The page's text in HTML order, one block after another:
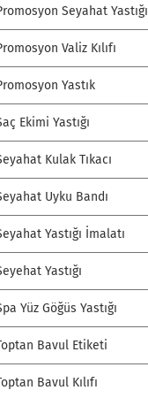
Seyahat Yastığı
Valiz Kılıfı
Yastık
Ekimi Yastığı
Kulak Tıkacı
Uyku Bandı
Yastığı İmalatı
Yastığı
Yüz Göğüs Yastığı
Bavul Etiketi
Bavul Kılıfı